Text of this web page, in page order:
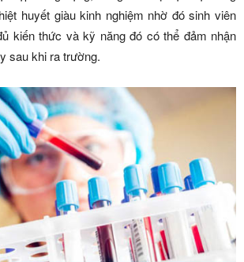
huyết giàu kinh nghiệm nhờ đó sinh viên
kiến thức và kỹ năng đó có thể đảm nhận
sau khi ra trường.